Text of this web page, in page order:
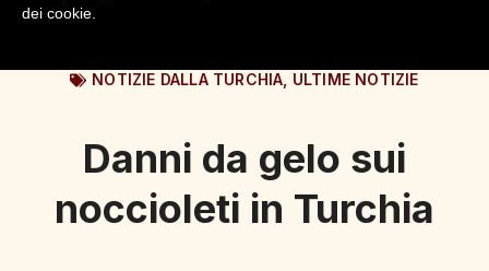
NOTIZIE DALLA TURCHIA ULTIME NOTIZIE
Danni da gelo sui
noccioleti in Turchia
dei cookie.